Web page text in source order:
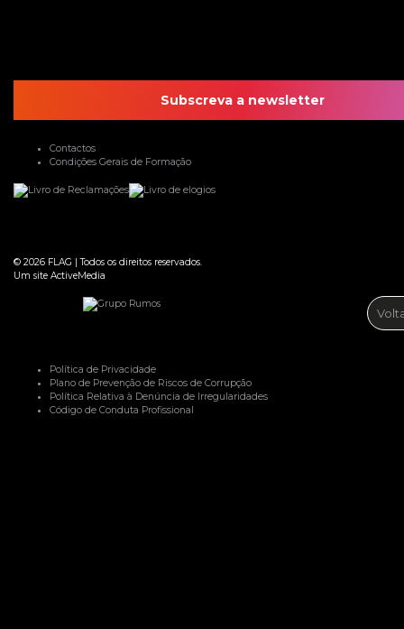
Subscreva a newsletter
Contactos
Condições Gerais de Formação
© 2026 FLAG |Todos os direitos reservados.
Um site ActiveMedia
Política de Privacidade
Plano de Prevenção de Riscos de Corrupção
Política Relativa à Denúncia de Irregularidades
Código de Conduta Profissional